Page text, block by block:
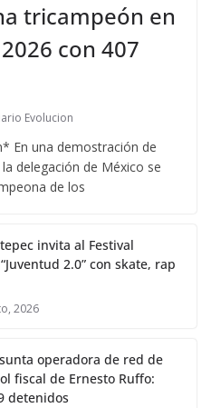
tricampeón en
con 407
Evolucion
En una demostración de
delegación de México se
de los
invita al Festival
2.0” con skate, rap
2026
operadora de red de
fiscal de Ernesto Ruffo:
detenidos